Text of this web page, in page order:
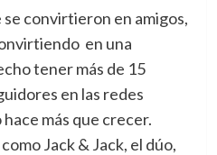
se convirtieron en amigos,
en una
tener más de 15
en las redes
más que crecer.
Jack & Jack, el dúo,